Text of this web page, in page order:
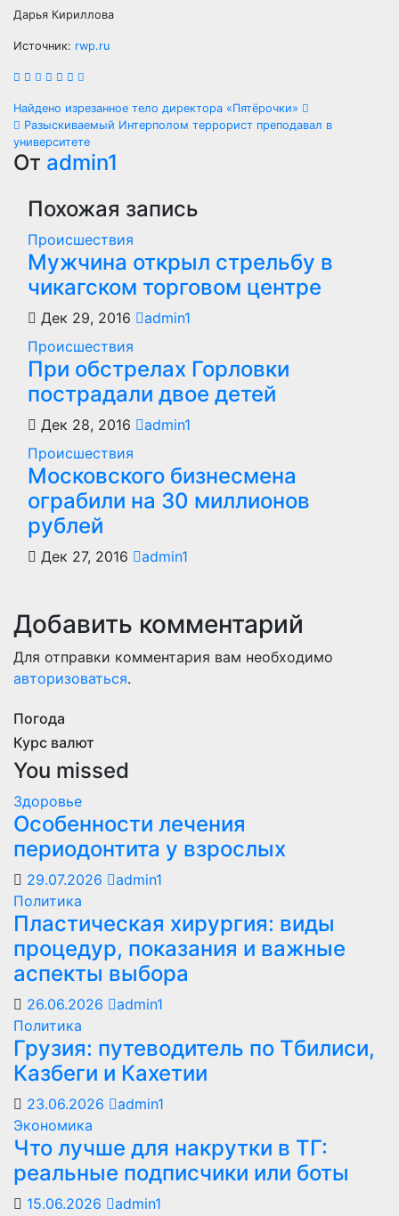
Дарья Кириллова
Источник: rwp.ru
Навигация
по
записям
Найдено изрезанное тело директора «Пятёрочки»
Разыскиваемый Интерполом террорист преподавал в
университете
От admin1
Похожая запись
Происшествия
Мужчина открыл стрельбу в
чикагском торговом центре
Дек 29, 2016
admin1
Происшествия
При обстрелах Горловки
пострадали двое детей
Дек 28, 2016
admin1
Происшествия
Московского бизнесмена
ограбили на 30 миллионов
рублей
Дек 27, 2016 admin1
Добавить комментарий
Для отправки комментария вам необходимо
авторизоваться.
Погода
Курс валют
You missed
Здоровье
Особенности лечения
периодонтита у взрослых
29.07.2026
admin1
Политика
Пластическая хирургия: виды
процедур, показания и важные
аспекты выбора
26.06.2026
admin1
Политика
Грузия: путеводитель по Тбилиси,
Казбеги и Кахетии
23.06.2026
admin1
Экономика
Что лучше для накрутки в ТГ:
реальные подписчики или боты
15.06.2026 admin1